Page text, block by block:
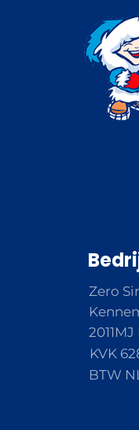
Zero
KVK
BTW